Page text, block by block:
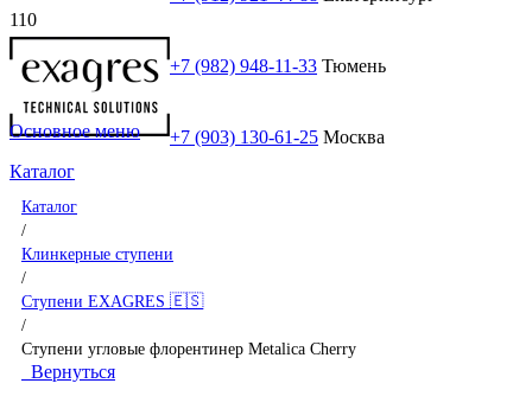
+7 (982) 948-11-33 Тюмень
+7 (903) 130-61-25 Москва
Основное меню
Каталог
Каталог
/
Клинкерные ступени
/
Ступени EXAGRES 🇪🇸
/
Ступени угловые флорентинер Metalica Cherry
Вернуться